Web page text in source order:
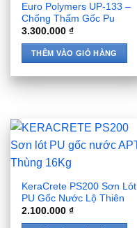
Euro Polymers UP-133 –
Chống Thấm Gốc Pu
3.300.000₫
THÊM VÀO GIỎ HÀNG
KeraCrete PS200 Sơn Lót
PU Gốc Nước Lộ Thiên
2.100.000₫